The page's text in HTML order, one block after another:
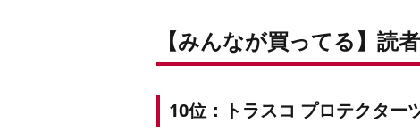
【みんなが買ってる】読
10位：トラスコ プロテクター